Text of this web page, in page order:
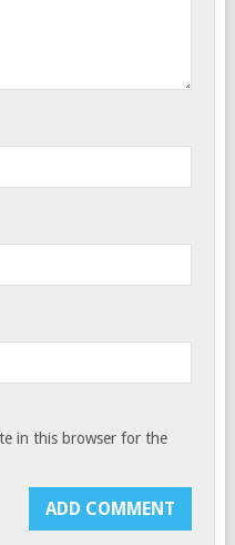
in this browser for the